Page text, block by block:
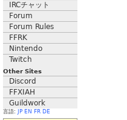
IRCチャット
Forum
Forum Rules
FFRK
Nintendo
Twitch
Other Sites
Discord
FFXIAH
Guildwork
言語: JP EN FR DE